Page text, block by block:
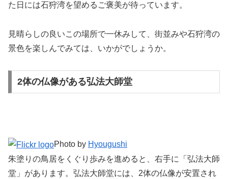
た日には石狩湾を望めるご褒美が待っています。
見晴らしの良いこの場所で一休みして、街並みや石狩湾の
景色を楽しんでみては、いかがでしょうか。
2体の仏像がある弘法大師堂
Photo by Hyougushi
朱塗りの鳥居をくぐり歩みを進めると、右手に「弘法大師
堂」があります。弘法大師堂には、2体の仏像が安置され